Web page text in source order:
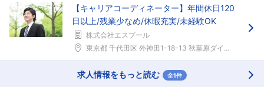
【キャリアコーディネーター】年間休日120
日以上/残業少なめ/休暇充実/未経験OK
株式会社エスプール
東京都 千代田区 外神田1-18-13 秋葉原ダイ...
求人情報をもっと読む 全1件